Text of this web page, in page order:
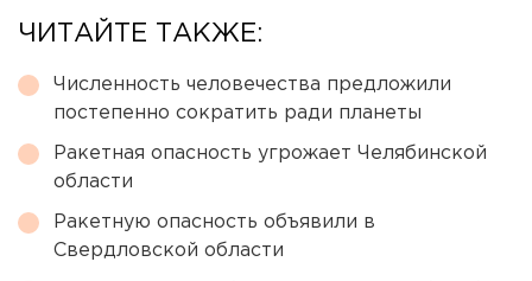
ЧИТАЙТЕ ТАКЖЕ:
Численность человечества предложили
постепенно сократить ради планеты
Ракетная опасность угрожает Челябинской
области
Ракетную опасность объявили в
Свердловской области